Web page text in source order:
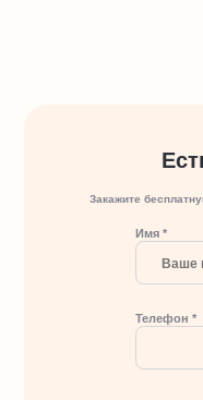
Закажите
Имя *
Телефон *